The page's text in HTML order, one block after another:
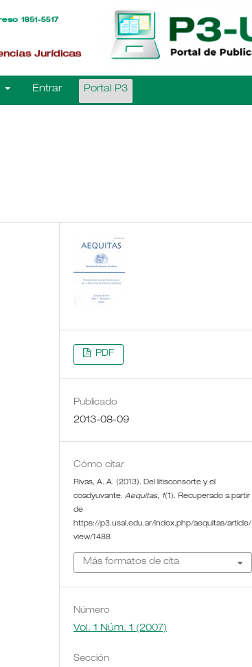
Entrar Portal P3
PDF
Publicado
2013-08-09
Cómo citar
Rivas, A. A. (2013). Del litisconsorte y el
coadyuvante.Aequitas, 1(1). Recuperado a partir
de
https://p3.usal.edu.ar/index.php/aequitas/article/
view/1488
Más formatos de cita
Número
Vol. 1 Núm. 1 (2007)
Sección